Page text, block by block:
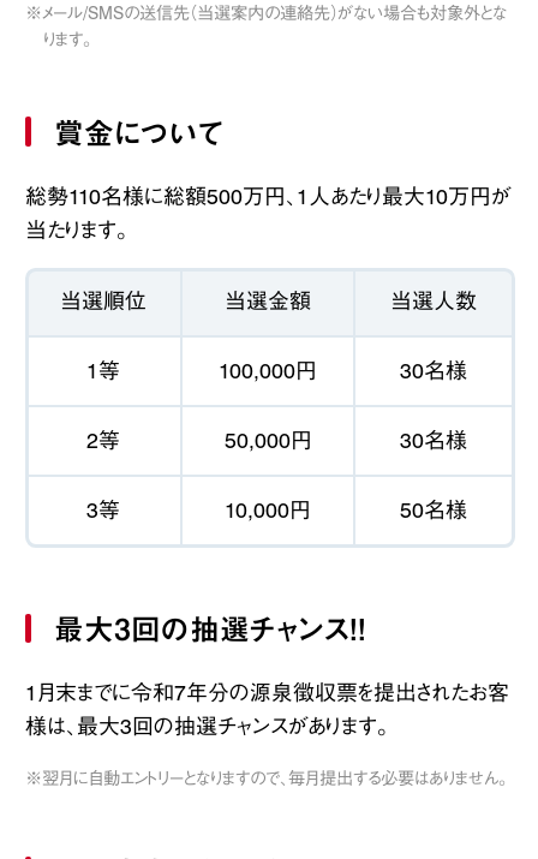
※メール/SMSの送信先（当選案内の連絡先）がない場合も対象外とな
ります。
賞金について
総勢110名様に総額500万円、1人あたり最大10万円が
当たります。
当選順位 当選金額 当選人数
1等 100,000円 30名様
2等 50,000円 30名様
3等 10,000円 50名様
最大3回の抽選チャンス！！
1月末までに令和7年分の源泉徴収票を提出されたお客
様は、最大3回の抽選チャンスがあります。
※翌月に自動エントリーとなりますので、毎月提出する必要はありません。